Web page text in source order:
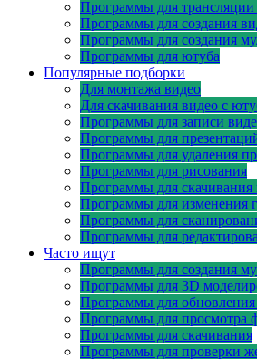
Программы для трансляции
Программы для создания
Программы для создания
Программы для ютуба
Популярные подборки
Для монтажа видео
Для скачивания видео с
Программы для записи
Программы для
Программы для удаления
Программы для рисования
Программы для
Программы для изменения
Программы для
Программы для
Часто ищут
Программы для создания
Программы для 3D
Программы для обновления
Программы для просмотра
Программы для скачивания
Программы для проверки